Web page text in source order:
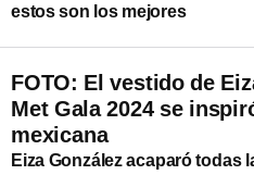
estos son los mejores
FOTO: El vestido de
Met Gala 2024 se
mexicana
Eiza González acaparó todas